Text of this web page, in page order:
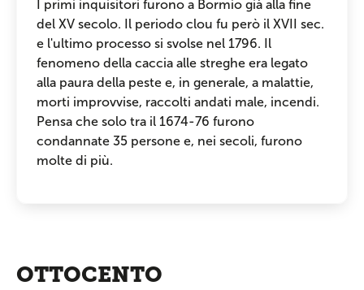
I primi inquisitori furono a Bormio già alla fine
del XV secolo. Il periodo clou fu però il XVII sec.
e l'ultimo processo si svolse nel 1796. Il
fenomeno della caccia alle streghe era legato
alla paura della peste e, in generale, a malattie,
morti improvvise, raccolti andati male, incendi.
Pensa che solo tra il 1674-76 furono
condannate 35 persone e, nei secoli, furono
molte di più.
OTTOCENTO